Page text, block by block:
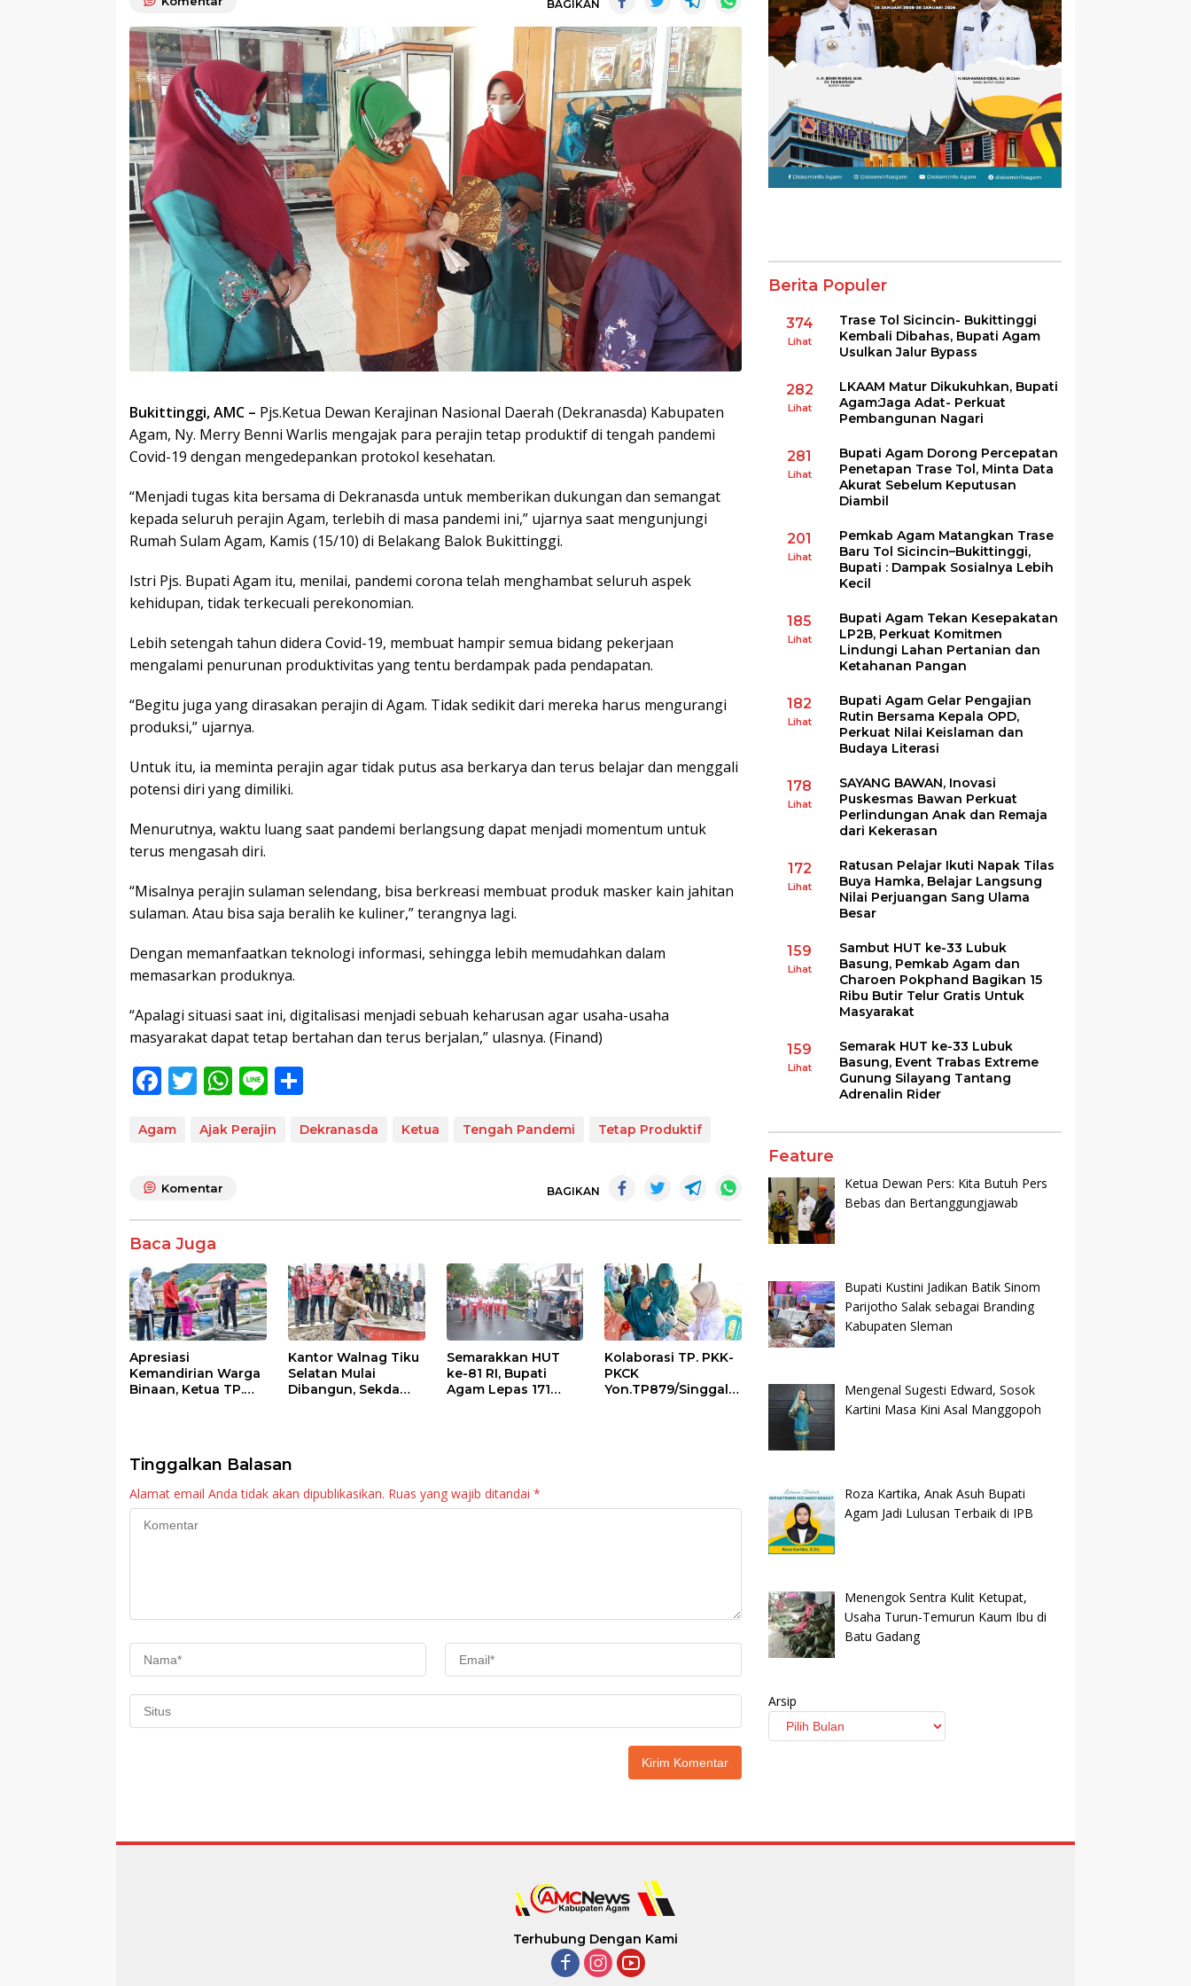
BAGIKAN
Bukittinggi, AMC – Pjs.Ketua Dewan Kerajinan Nasional Daerah (Dekranasda) Kabupaten
Agam, Ny. Merry Benni Warlis mengajak para perajin tetap produktif di tengah pandemi
Covid-19 dengan mengedepankan protokol kesehatan.
“Menjadi tugas kita bersama di Dekranasda untuk memberikan dukungan dan semangat
kepada seluruh perajin Agam, terlebih di masa pandemi ini,” ujarnya saat mengunjungi
Rumah Sulam Agam, Kamis (15/10) di Belakang Balok Bukittinggi.
Istri Pjs. Bupati Agam itu, menilai, pandemi corona telah menghambat seluruh aspek
kehidupan, tidak terkecuali perekonomian.
Lebih setengah tahun didera Covid-19, membuat hampir semua bidang pekerjaan
mengalami penurunan produktivitas yang tentu berdampak pada pendapatan.
“Begitu juga yang dirasakan perajin di Agam. Tidak sedikit dari mereka harus mengurangi
produksi,” ujarnya.
Untuk itu, ia meminta perajin agar tidak putus asa berkarya dan terus belajar dan menggali
potensi diri yang dimiliki.
Menurutnya, waktu luang saat pandemi berlangsung dapat menjadi momentum untuk
terus mengasah diri.
“Misalnya perajin sulaman selendang, bisa berkreasi membuat produk masker kain jahitan
sulaman. Atau bisa saja beralih ke kuliner,” terangnya lagi.
Dengan memanfaatkan teknologi informasi, sehingga lebih memudahkan dalam
memasarkan produknya.
“Apalagi situasi saat ini, digitalisasi menjadi sebuah keharusan agar usaha-usaha
masyarakat dapat tetap bertahan dan terus berjalan,” ulasnya. (Finand)
F
e
o
o
k
T
itt
W
at
p
Li
e ar
Agam Ajak Perajin Dekranasda Ketua Tengah Pandemi Tetap Produktif
Komentar BAGIKAN
Baca Juga
Apresiasi
Kemandirian Warga
Binaan, Ketua TP.
Kantor Walnag Tiku
Selatan Mulai
Dibangun, Sekda
Semarakkan HUT
ke-81 RI, Bupati
Agam Lepas 171
Kolaborasi TP. PKK-
PKCK
Yon.TP879/Singgala
Tinggalkan Balasan
Alamat email Anda tidak akan dipublikasikan. Ruas yang wajib ditandai *
Berita Populer
374
Lihat
Trase Tol Sicincin- Bukittinggi
Kembali Dibahas, Bupati Agam
Usulkan Jalur Bypass
282
Lihat
LKAAM Matur Dikukuhkan, Bupati
Agam:Jaga Adat- Perkuat
Pembangunan Nagari
281
Lihat
Bupati Agam Dorong Percepatan
Penetapan Trase Tol, Minta Data
Akurat Sebelum Keputusan
Diambil
201
Lihat
Pemkab Agam Matangkan Trase
Baru Tol Sicincin–Bukittinggi,
Bupati : Dampak Sosialnya Lebih
Kecil
185
Lihat
Bupati Agam Tekan Kesepakatan
LP2B, Perkuat Komitmen
Lindungi Lahan Pertanian dan
Ketahanan Pangan
182
Lihat
Bupati Agam Gelar Pengajian
Rutin Bersama Kepala OPD,
Perkuat Nilai Keislaman dan
Budaya Literasi
178
Lihat
SAYANG BAWAN, Inovasi
Puskesmas Bawan Perkuat
Perlindungan Anak dan Remaja
dari Kekerasan
172
Lihat
Ratusan Pelajar Ikuti Napak Tilas
Buya Hamka, Belajar Langsung
Nilai Perjuangan Sang Ulama
Besar
159
Lihat
Sambut HUT ke-33 Lubuk
Basung, Pemkab Agam dan
Charoen Pokphand Bagikan 15
Ribu Butir Telur Gratis Untuk
Masyarakat
159
Lihat
Semarak HUT ke-33 Lubuk
Basung, Event Trabas Extreme
Gunung Silayang Tantang
Adrenalin Rider
Feature
Ketua Dewan Pers: Kita Butuh Pers
Bebas dan Bertanggungjawab
Bupati Kustini Jadikan Batik Sinom
Parijotho Salak sebagai Branding
Kabupaten Sleman
Mengenal Sugesti Edward, Sosok
Kartini Masa Kini Asal Manggopoh
Roza Kartika, Anak Asuh Bupati
Agam Jadi Lulusan Terbaik di IPB
Menengok Sentra Kulit Ketupat,
Usaha Turun-Temurun Kaum Ibu di
Batu Gadang
Arsip
Terhubung Dengan Kami